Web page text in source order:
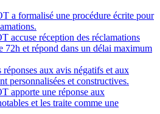
a formalisé une procédure écrite pour
accuse réception des réclamations
72h et répond dans un délai maximum
aux avis négatifs et aux
personnalisées et constructives.
apporte une réponse aux
et les traite comme une